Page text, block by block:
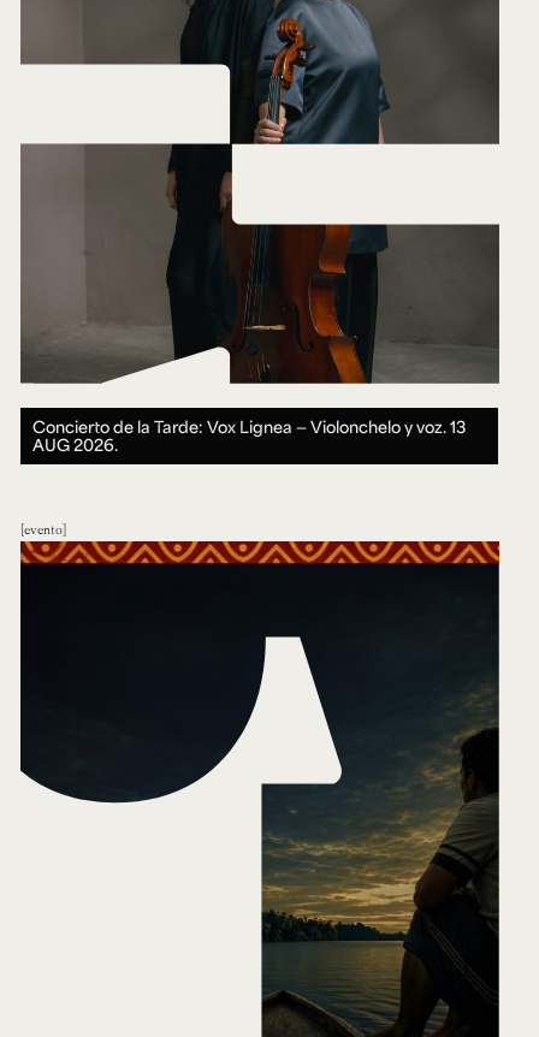
Concierto de la Tarde: Vox Lignea — Violonchelo y voz.13
AUG 2026.
evento